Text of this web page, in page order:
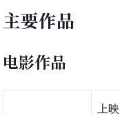
主要作品
电影作品
上